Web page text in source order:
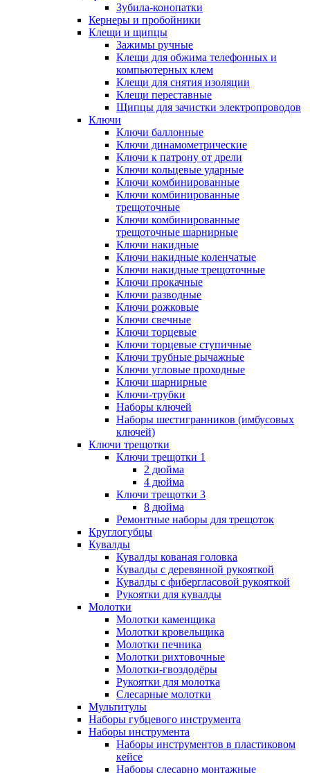
Зубила-конопатки
Кернеры и пробойники
Клещи и щипцы
Зажимы ручные
Клещи для обжима телефонных и
компьютерных клем
Клещи для снятия изоляции
Клещи переставные
Щипцы для зачистки электропроводов
Ключи
Ключи баллонные
Ключи динамометрические
Ключи к патрону от дрели
Ключи кольцевые ударные
Ключи комбинированные
Ключи комбинированные
трещоточные
Ключи комбинированные
трещоточные шарнирные
Ключи накидные
Ключи накидные коленчатые
Ключи накидные трещоточные
Ключи прокачные
Ключи разводные
Ключи рожковые
Ключи свечные
Ключи торцевые
Ключи торцевые ступичные
Ключи трубные рычажные
Ключи угловые проходные
Ключи шарнирные
Ключи-трубки
Наборы ключей
Наборы шестигранников (имбусовых
ключей)
Ключи трещотки
Ключи трещотки 1
2 дюйма
4 дюйма
Ключи трещотки 3
8 дюйма
Ремонтные наборы для трещоток
Круглогубцы
Кувалды
Кувалды кованая головка
Кувалды с деревянной рукояткой
Кувалды с фибергласовой рукояткой
Рукоятки для кувалды
Молотки
Молотки каменщика
Молотки кровельщика
Молотки печника
Молотки рихтовочные
Молотки-гвоздодёры
Рукоятки для молотка
Слесарные молотки
Мультитулы
Наборы губцевого инструмента
Наборы инструмента
Наборы инструментов в пластиковом
кейсе
Наборы слесарно монтажные